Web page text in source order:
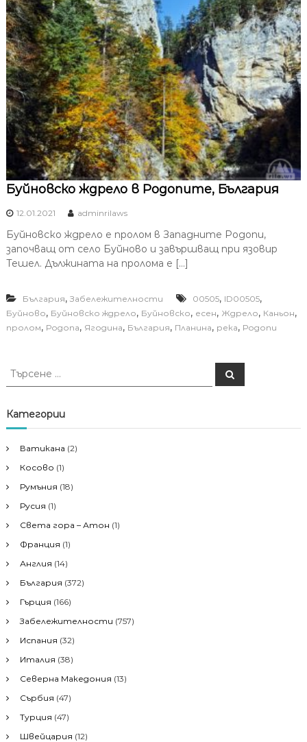
Буйновско ждрело в Родопите, България
12.01.2021 adminrilaws
Буйновско ждрело е пролом в Западните Родопи,
започващ от село Буйново и завършващ при язовир
Тешел. Дължината на пролома е […]
България, Забележителности 00505, ID00505,
Буйново, Буйновско ждрело, Буйновско, есен, Ждрело, Каньон,
пролом, Родопа, Ягодина, България, Планина, река, Родопи
Т
с
е
е
з
а
Т
ъ
е
Категории
Ватикана (2)
Косово (1)
Румъния (18)
Русия (1)
Света гора – Атон (1)
Франция (1)
Англия (14)
България (372)
Гърция (166)
Забележителности (757)
Испания (32)
Италия (38)
Северна Македония (13)
Сърбия (47)
Турция (47)
Швейцария (12)